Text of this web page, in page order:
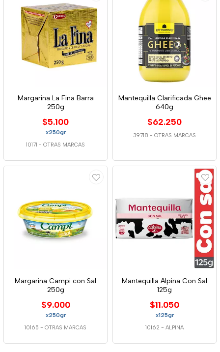
Margarina La Fina Barra
250g
$5.100
x250gr
10171 - OTRAS MARCAS
Mantequilla Clarificada Ghee
640g
$62.250
39718 - OTRAS MARCAS
Margarina Campi con Sal
250g
$9.000
x250gr
10165 - OTRAS MARCAS
Mantequilla Alpina Con Sal
125g
$11.050
x125gr
10162 - ALPINA